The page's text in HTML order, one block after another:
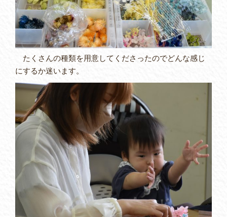
たくさんの種類を用意してくださったのでどんな感じ
にするか迷います。